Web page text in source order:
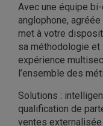
Avec une équipe
anglophone,
met à votre
sa méthodologie
expérience
l’ensemble des
Solutions :
qualification de
ventes